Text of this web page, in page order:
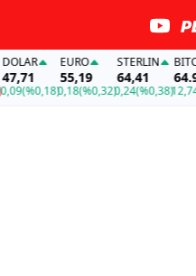
(%0,18)
EURO
55,19
0,18(%0,32)
STERLIN
64,41
0,24(%0,38)
BITCOIN
12,74